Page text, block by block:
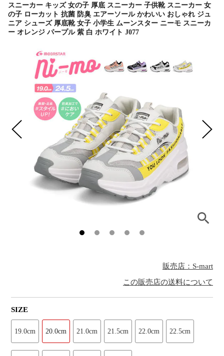
スニーカー キッズ 女の子 厚底 スニーカー 子供靴 スニーカー 女
の子 ローカット 抗菌 防臭 エアーソール かわいい おしゃれ ジュ
ニア シューズ 厚底靴 女子 小学生 ムーンスター ニーモ スニーカ
ー オレンジ パープル 紫 白 ホワイト J077
販売店：S-mart
この販売店の送料について
SIZE
19.0cm 20.0cm 21.0cm 21.5cm 22.0cm 22.5cm